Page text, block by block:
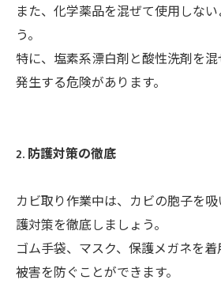
また、化学薬品を混ぜて使用しな
う。
特に、塩素系漂白剤と酸性洗剤を
発生する危険があります。
2. 防護対策の徹底
カビ取り作業中は、カビの胞子を
護対策を徹底しましょう。
ゴム手袋、マスク、保護メガネを
被害を防ぐことができます。